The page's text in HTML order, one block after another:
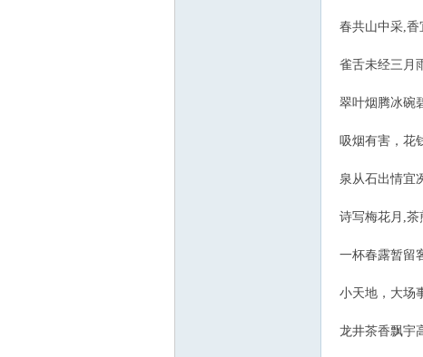
春共山中采,香
雀舌未经三月
翠叶烟腾冰碗
吸烟有害，花
泉从石出情宜
诗写梅花月,茶
一杯春露暂留
小天地，大场
龙井茶香飘宇